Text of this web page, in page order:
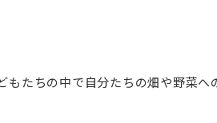
たちの中で自分たちの畑や野菜